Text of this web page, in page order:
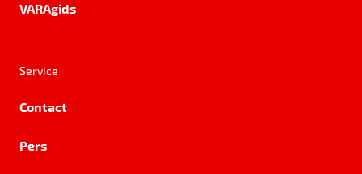
VARAgids
Service
Contact
Pers